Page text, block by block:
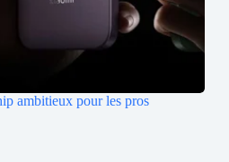
ambitieux pour les pros